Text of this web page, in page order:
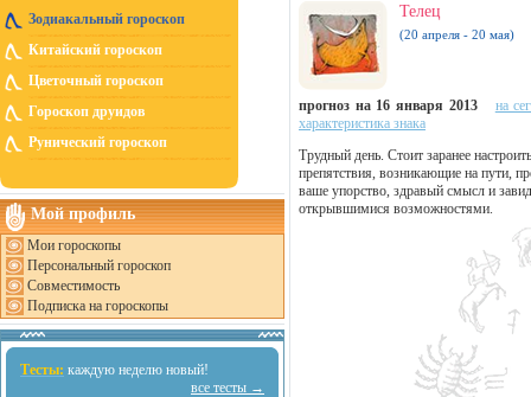
Зодиакальный гороскоп
Китайский гороскоп
Цветочный гороскоп
Гороскоп друидов
Рунический гороскоп
Мой профиль
Мои гороскопы
Персональный гороскоп
Совместимость
Подписка на гороскопы
Тесты: каждую неделю новый!
все тесты →
Телец
(20 апреля - 20 мая)
прогноз на 16 января 2013
на
характеристика знака
Трудный день. Стоит заранее
препятствия, возникающие на пути,
ваше упорство, здравый смысл и
открывшимися возможностями.